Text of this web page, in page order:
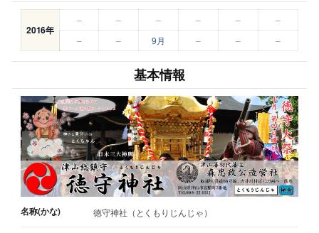
2016年
– – – – –
–
–
– 9月 – – –
基本情報
名称(かな) 徳守神社（とくもりじんじゃ）